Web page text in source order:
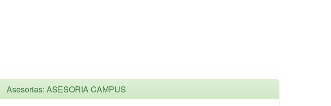
Asesorias: ASESORIA CAMPUS